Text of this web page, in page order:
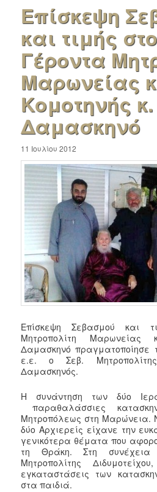
Επίσκεψη
και τιμής στο
Γέροντα
Μαρωνείας
Κομοτηνής κ.
Δαμασκηνό
11 Ιουλίου 2012
Επίσκεψη Σεβασμού και
Μητροπολίτη Μαρωνείας
Δαμασκηνό πραγματοποίησε
ε.ε. ο Σεβ.
Δαμασκηνός.
Η συνάντηση των δύο
παραθαλάσσιες
Μητροπόλεως στη Μαρώνεια.
δύο Αρχιερείς είχανε την
γενικότερα θέματα που
τη Θράκη. Στη συνέχεια
Μητροπολίτης
εγκαταστάσεις των
στα παιδιά.